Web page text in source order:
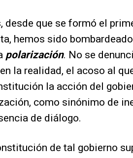
desde que se formó el
hemos sido
polarización. No se
la realidad, el acoso al
la acción del
como sinónimo de
de diálogo.
de tal gobierno